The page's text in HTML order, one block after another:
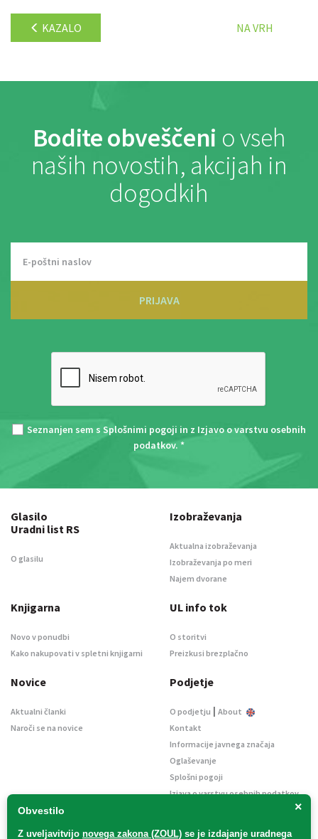
KAZALO NA VRH
Bodite obveščeni o vseh
naših novostih, akcijah in
dogodkih
PRIJAVA
Seznanjen sem s Splošnimi pogoji in z Izjavo o varstvu osebnih
podatkov. *
×
Obvestilo
Z uveljavitvijo novega zakona (ZOUL) se je izdajanje uradnega
Glasilo
Uradni list RS
O glasilu
Izobraževanja
Aktualna izobraževanja
Izobraževanja po meri
Najem dvorane
Knjigarna
Novo v ponudbi
Kako nakupovati v spletni knjigarni
UL info tok
O storitvi
Preizkusi brezplačno
Novice
Aktualni članki
Naroči se na novice
Podjetje
O podjetju | About
Kontakt
Informacije javnega značaja
Oglaševanje
Splošni pogoji
Izjava o varstvu osebnih podatkov